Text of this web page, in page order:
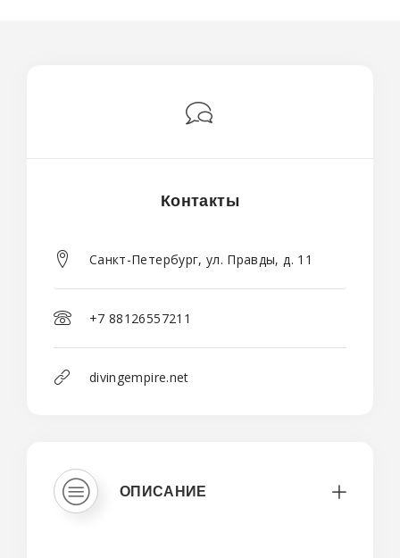
Контакты
Санкт-Петербург, ул. Правды, д. 11
+7 88126557211
divingempire.net
ОПИСАНИЕ